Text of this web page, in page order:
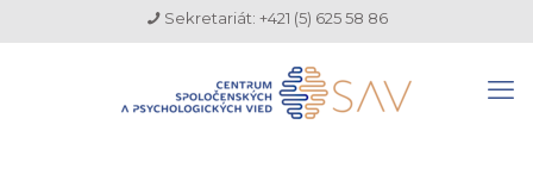
Sekretariát: +421 (5) 625 58 86